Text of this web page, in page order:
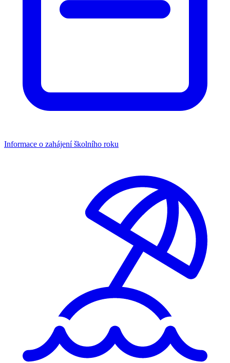
Informace o zahájení školního roku